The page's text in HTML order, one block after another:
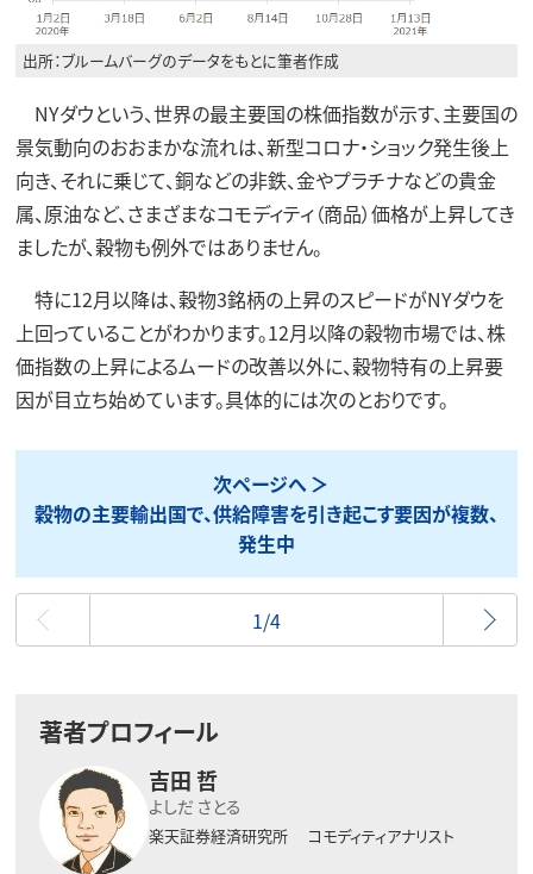
出所：ブルームバーグのデータをもとに筆者作成
NYダウという、世界の最主要国の株価指数が示す、主要国の
景気動向のおおまかな流れは、新型コロナ・ショック発生後上
向き、それに乗じて、銅などの非鉄、金やプラチナなどの貴金
属、原油など、さまざまなコモディティ（商品）価格が上昇してき
ましたが、穀物も例外ではありません。
特に12月以降は、穀物3銘柄の上昇のスピードがNYダウを
上回っていることがわかります。12月以降の穀物市場では、株
価指数の上昇によるムードの改善以外に、穀物特有の上昇要
因が目立ち始めています。具体的には次のとおりです。
次ページへ
穀物の主要輸出国で、供給障害を引き起こす要因が複数、
発生中
最初
1/4
著者プロフィール
吉田 哲
よしだ さとる
楽天証券経済研究所 コモディティアナリスト